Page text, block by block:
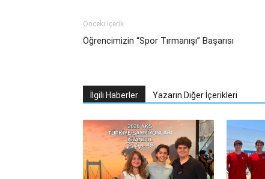
Önceki İçerik
Öğrencimizin “Spor Tırmanışı” Başarısı
İlgili Haberler Yazarın Diğer İçerikleri